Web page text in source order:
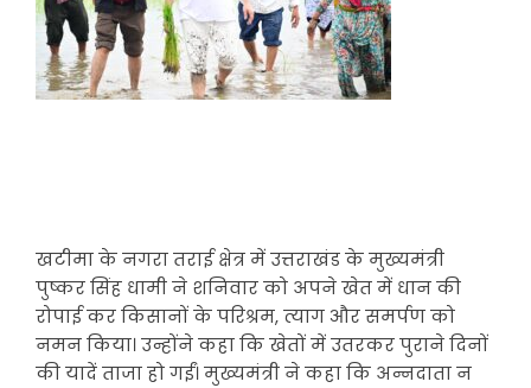
खटीमा के नगरा तराई क्षेत्र में उत्तराखंड के मुख्यमंत्री
पुष्कर सिंह धामी ने शनिवार को अपने खेत में धान की
रोपाई कर किसानों के परिश्रम, त्याग और समर्पण को
नमन किया। उन्होंने कहा कि खेतों में उतरकर पुराने दिनों
की यादें ताजा हो गईं। मुख्यमंत्री ने कहा कि अन्नदाता न